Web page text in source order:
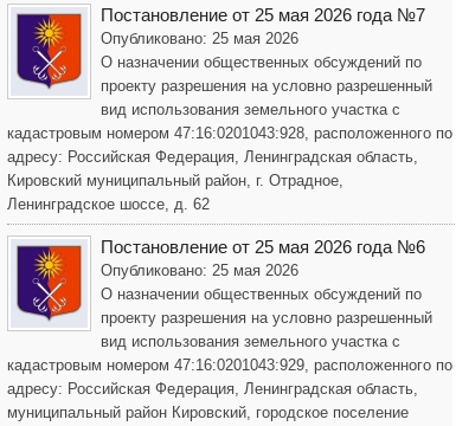
Постановление от 25 мая 2026 года №7
Опубликовано: 25 мая 2026
О назначении общественных обсуждений по
проекту разрешения на условно разрешенный
вид использования земельного участка с
кадастровым номером 47:16:0201043:928, расположенного по
адресу: Российская Федерация, Ленинградская область,
Кировский муниципальный район, г. Отрадное,
Ленинградское шоссе, д. 62
Постановление от 25 мая 2026 года №6
Опубликовано: 25 мая 2026
О назначении общественных обсуждений по
проекту разрешения на условно разрешенный
вид использования земельного участка с
кадастровым номером 47:16:0201043:929, расположенного по
адресу: Российская Федерация, Ленинградская область,
муниципальный район Кировский, городское поселение